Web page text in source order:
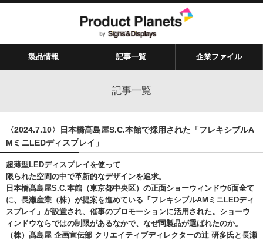
製品情報 記事一覧 企業ファイル
記事一覧
〈2024.7.10〉日本橋髙島屋S.C.本館で採用された「フレキシブルA
MミニLEDディスプレイ」
超薄型LEDディスプレイを使って
限られた空間の中で革新的なデザインを追求。
日本橋髙島屋S.C.本館（東京都中央区）の正面ショーウィンドウ6面全て
に、長瀬産業（株）が提案を進めている「フレキシブルAMミニLEDディ
スプレイ」が設置され、催事のプロモーションに活用された。ショーウ
ィンドウならではの制限があるなかで、なぜ同製品が選ばれたのか。
（株）髙島屋 企画宣伝部 クリエイティブディレクターの辻 研多氏と長瀬